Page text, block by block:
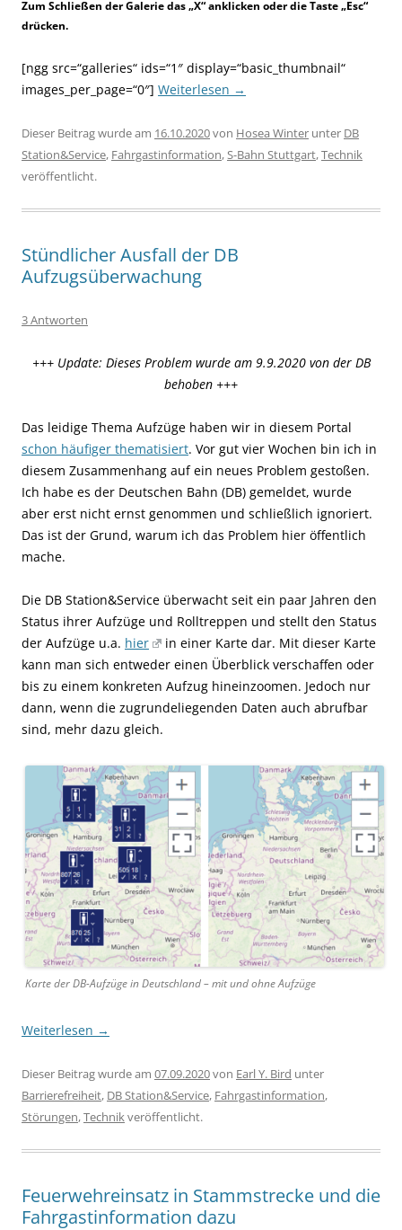
Zum Schließen der Galerie das „X“ anklicken oder die Taste „Esc“
drücken.
[ngg src=“galleries“ ids=“1″ display=“basic_thumbnail“
images_per_page=“0″] Weiterlesen →
Dieser Beitrag wurde am 16.10.2020von Hosea Winter unter DB
Station&Service, Fahrgastinformation,S-Bahn Stuttgart,Technik
veröffentlicht.
Stündlicher Ausfall der DB
Aufzugsüberwachung
3 Antworten
+++ Update: Dieses Problem wurde am 9.9.2020 von der DB
behoben +++
Das leidige Thema Aufzüge haben wir in diesem Portal
schon häufiger thematisiert. Vor gut vier Wochen bin ich in
diesem Zusammenhang auf ein neues Problem gestoßen.
Ich habe es der Deutschen Bahn (DB) gemeldet, wurde
aber erst nicht ernst genommen und schließlich ignoriert.
Das ist der Grund, warum ich das Problem hier öffentlich
mache.
Die DB Station&Service überwacht seit ein paar Jahren den
Status ihrer Aufzüge und Rolltreppen und stellt den Status
der Aufzüge u.a. hier
in einer Karte dar. Mit dieser Karte
kann man sich entweder einen Überblick verschaffen oder
bis zu einem konkreten Aufzug hineinzoomen. Jedoch nur
dann, wenn die zugrundeliegenden Daten auch abrufbar
sind, mehr dazu gleich.
Karte der DB-Aufzüge in Deutschland – mit und ohne Aufzüge
Weiterlesen →
Dieser Beitrag wurde am 07.09.2020von Earl Y. Bird unter
Barrierefreiheit, DB Station&Service, Fahrgastinformation,
Störungen,Technikveröffentlicht.
Feuerwehreinsatz in Stammstrecke und die
Fahrgastinformation dazu